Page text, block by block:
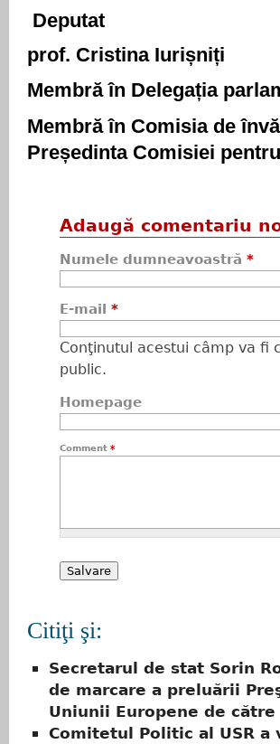
Deputat
prof. Cristina Iurișniți
Membră în Delegația
Membră în Comisia de
Președinta Comisiei
Adaugă comentariu
Numele dumneavoastră *
E-mail *
Conţinutul acestui câmp va fi
public.
Homepage
Comment *
Citiţi şi:
Secretarul de stat Sorin
de marcare a preluării
Uniunii Europene de către
Comitetul Politic al USR a